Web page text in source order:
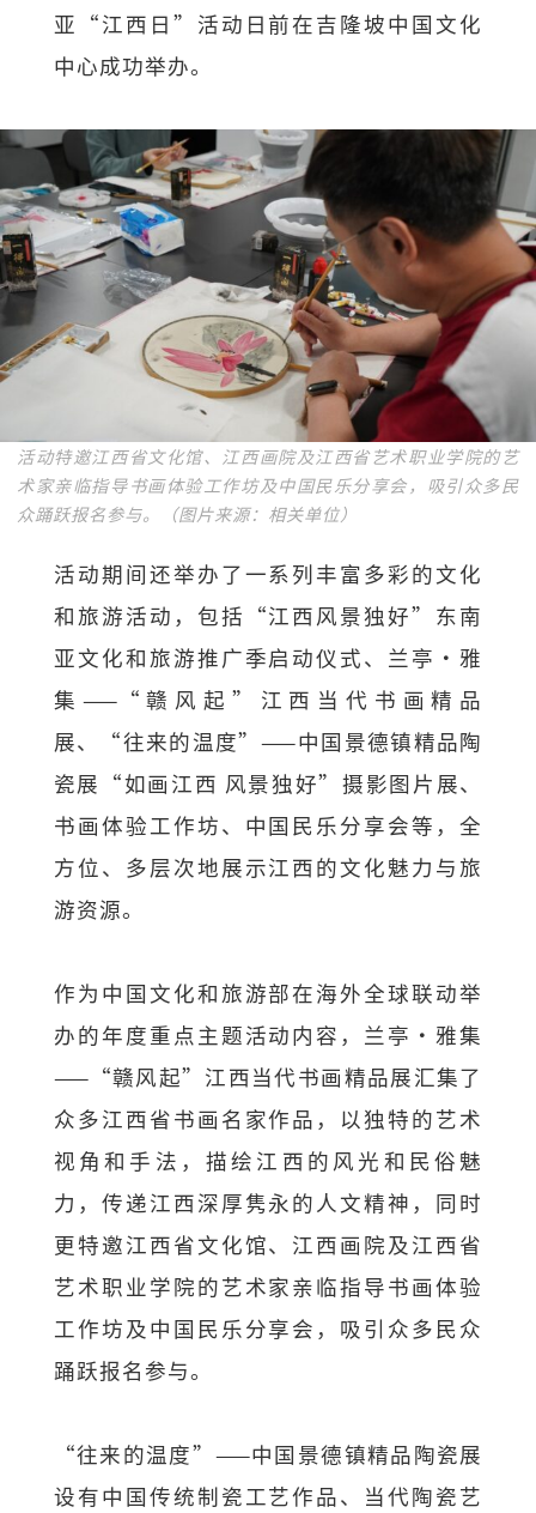
亚“江西日”活动日前在吉隆坡中国文化
中心成功举办。
活动特邀江西省文化馆、江西画院及江西省艺术职业学院的艺
术家亲临指导书画体验工作坊及中国民乐分享会，吸引众多民
众踊跃报名参与。（图片来源：相关单位）
活动期间还举办了一系列丰富多彩的文化
和旅游活动，包括“江西风景独好”东南
亚文化和旅游推广季启动仪式、兰亭·雅
集——“赣风起”江西当代书画精品
展、“往来的温度”——中国景德镇精品陶
瓷展“如画江西 风景独好”摄影图片展、
书画体验工作坊、中国民乐分享会等，全
方位、多层次地展示江西的文化魅力与旅
游资源。
作为中国文化和旅游部在海外全球联动举
办的年度重点主题活动内容，兰亭·雅集
——“赣风起”江西当代书画精品展汇集了
众多江西省书画名家作品，以独特的艺术
视角和手法，描绘江西的风光和民俗魅
力，传递江西深厚隽永的人文精神，同时
更特邀江西省文化馆、江西画院及江西省
艺术职业学院的艺术家亲临指导书画体验
工作坊及中国民乐分享会，吸引众多民众
踊跃报名参与。
“往来的温度”——中国景德镇精品陶瓷展
设有中国传统制瓷工艺作品、当代陶瓷艺